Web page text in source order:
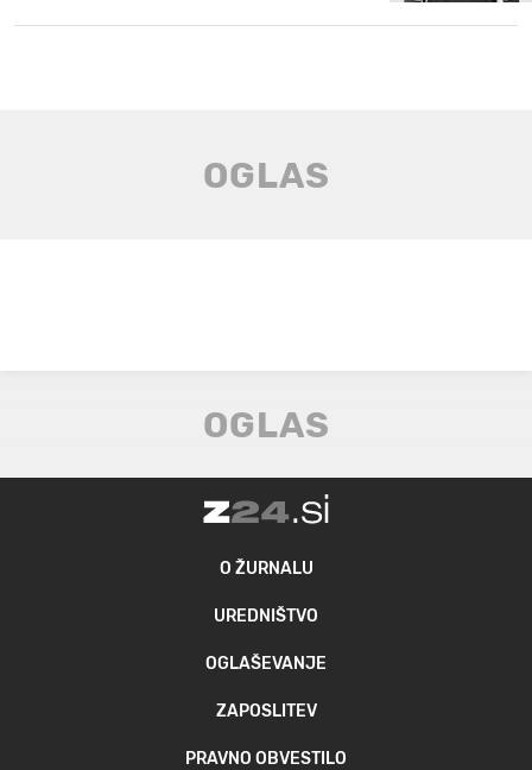
O ŽURNALU
UREDNIŠTVO
OGLAŠEVANJE
ZAPOSLITEV
PRAVNO OBVESTILO